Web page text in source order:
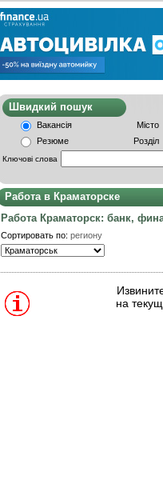
Швидкий
Вакансія
Місто
Резюме
Розділ
Ключові слова
Работа в Краматорске
Работа Краматорск: банк,
Сортировать по: региону
на